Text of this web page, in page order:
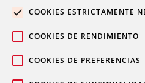
COOKIES ESTRICTAMENTE
COOKIES DE RENDIMIENTO
COOKIES DE PREFERENCIAS